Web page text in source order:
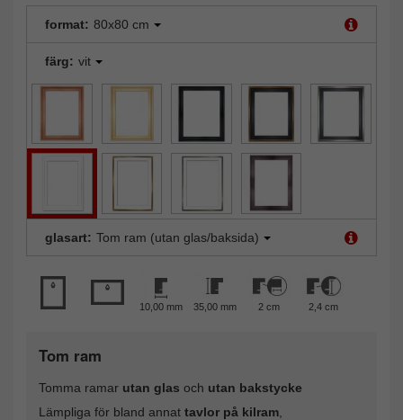
format: 80x80 cm
färg: vit
glasart: Tom ram (utan glas/baksida)
10,00 mm 35,00 mm 2 cm 2,4 cm
Tom ram
Tomma ramar utan glas och utan bakstycke
Lämpliga för bland annat tavlor på kilram